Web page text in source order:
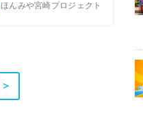
ほんみや宮崎プロジェクト
＞